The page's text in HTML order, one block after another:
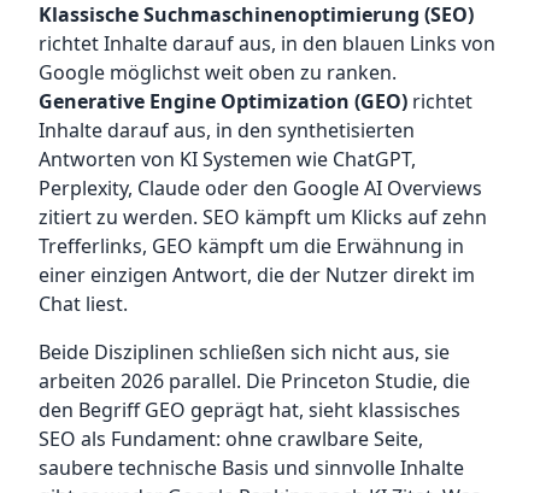
Klassische Suchmaschinenoptimierung (SEO)
richtet Inhalte darauf aus, in den blauen Links von
Google möglichst weit oben zu ranken.
Generative Engine Optimization (GEO) richtet
Inhalte darauf aus, in den synthetisierten
Antworten von KI Systemen wie ChatGPT,
Perplexity, Claude oder den Google AI Overviews
zitiert zu werden. SEO kämpft um Klicks auf zehn
Trefferlinks, GEO kämpft um die Erwähnung in
einer einzigen Antwort, die der Nutzer direkt im
Chat liest.
Beide Disziplinen schließen sich nicht aus, sie
arbeiten 2026 parallel. Die Princeton Studie, die
den Begriff GEO geprägt hat, sieht klassisches
SEO als Fundament: ohne crawlbare Seite,
saubere technische Basis und sinnvolle Inhalte